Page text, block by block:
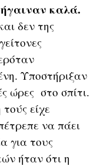
καλά.
δεν της
Υποστήριξαν
ώρες στο σπίτι.
είχε
να πάει
για τους
ήταν ότι η